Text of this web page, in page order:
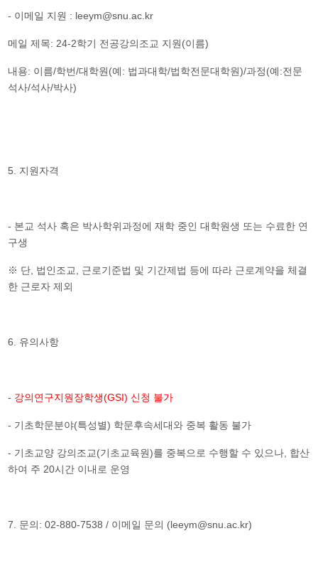
- 이메일 지원 : leeym@snu.ac.kr
메일 제목: 24-2학기 전공강의조교 지원 (이름)
내용: 이름/학번/대학원 (예 : 법과대학/법학전문대학원)/과정 (예 :전문
석사/석사/박사)
5. 지원자격
- 본교 석사 혹은 박사학위과정에 재학 중인 대학원생 또는 수료한 연
구생
※ 단, 법인조교
근로기준법 및 기간제법 등에 따라 근로계약을 체결
한 근로자 제외
6. 유의사항
- 강의연구지원장학생(GSI) 신청 불가
- 기초학문분야(특성별) 학문후속세대와 중복 활동 불가
- 기초교양 강의조교(기초교육원)를 중복으로 수행할 수 있으나, 합산
하여 주 20시간 이내로 운영
7. 문의 : 02-880-7538 / 이메일 문의 (leeym@snu.ac.kr)